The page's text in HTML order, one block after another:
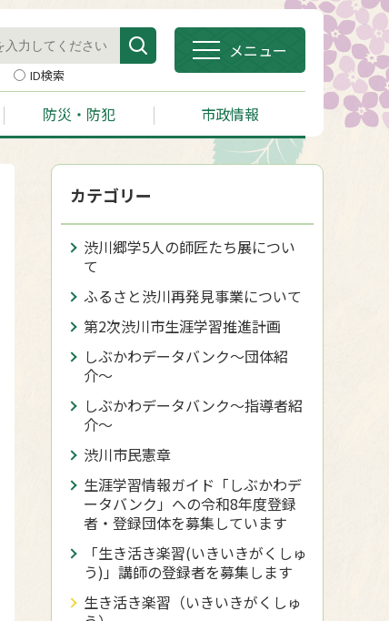
ID検索
メニュー
防災・防犯 市政情報
カテゴリー
渋川郷学5人の師匠たち展につい
て
ふるさと渋川再発見事業について
第2次渋川市生涯学習推進計画
しぶかわデータバンク〜団体紹
介〜
しぶかわデータバンク〜指導者紹
介〜
渋川市民憲章
生涯学習情報ガイド「しぶかわデ
ータバンク」への令和8年度登録
者・登録団体を募集しています
「生き活き楽習(いきいきがくしゅ
う)」講師の登録者を募集します
生き活き楽習（いきいきがくしゅ